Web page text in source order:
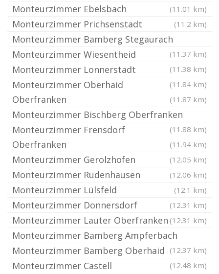
Monteurzimmer Ebelsbach (11.01 km)
Monteurzimmer Prichsenstadt (11.2 km)
Monteurzimmer Bamberg Stegaurach
(11.37 km)
Monteurzimmer Wiesentheid
(11.38 km)
Monteurzimmer Lonnerstadt
(11.84 km)
Monteurzimmer Oberhaid
Oberfranken
(11.87 km)
Monteurzimmer Bischberg Oberfranken
(11.88 km)
Monteurzimmer Frensdorf
Oberfranken
(11.94 km)
Monteurzimmer Gerolzhofen (12.05 km)
Monteurzimmer Rüdenhausen (12.06 km)
Monteurzimmer Lülsfeld (12.1 km)
Monteurzimmer Donnersdorf (12.31 km)
Monteurzimmer Lauter Oberfranken (12.31 km)
Monteurzimmer Bamberg Ampferbach
(12.37 km)
Monteurzimmer Bamberg Oberhaid
(12.48 km)
Monteurzimmer Castell